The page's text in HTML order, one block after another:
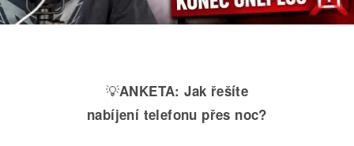
💡ANKETA: Jak řešíte
nabíjení telefonu přes noc?